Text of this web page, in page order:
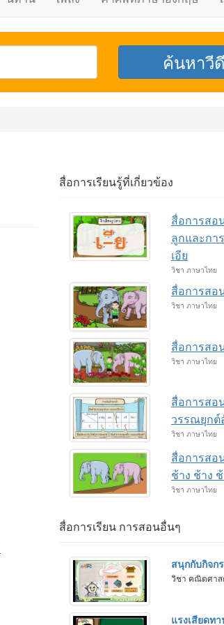
สื่อการเรียนรู้ที่เกี่ยวข้อง
สื่อการสอ
ลูกและกา
เอีย
วิชา ภาษาไทย
สื่อการสอ
วิชา ภาษาไทย
สื่อการสอ
วิชา ภาษาไทย
สื่อการสอ
วรรณยุกต์
วิชา ภาษาไทย
สื่อการสอ
ช้าง ช้าง ช้
วิชา ภาษาไทย
สื่อการเรียน การสอนอื่นๆ
สนุกกับกิจก
วิชา คณิตศาส
แรงเสียดท